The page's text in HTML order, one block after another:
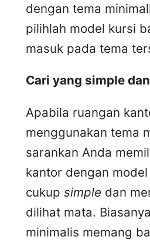
dengan tema
pilihlah model kursi
masuk pada tema
Cari yang simple
Apabila ruangan
menggunakan tema
sarankan Anda
kantor dengan model
cukup simple dan
dilihat mata.
minimalis memang